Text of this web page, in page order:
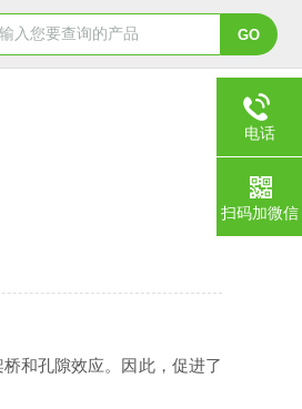
四氟鲍尔环 陶瓷散堆填料
和孔隙效应。因此，促进了
电话
扫码加微信